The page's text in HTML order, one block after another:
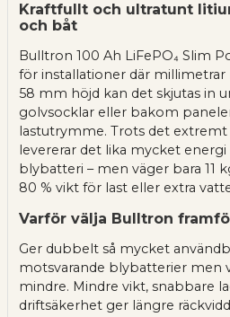
Kraftfullt och ultratunt
och båt
Bulltron 100 Ah LiFePO₄ Slim
för installationer där millimetrar
58 mm höjd kan det skjutas in
golvsocklar eller bakom
lastutrymme. Trots det
levererar det lika mycket
blybatteri – men väger bara 11
80 % vikt för last eller extra
Varför välja Bulltron
Ger dubbelt så mycket
motsvarande blybatterier men
mindre. Mindre vikt, snabbare
driftsäkerhet ger längre